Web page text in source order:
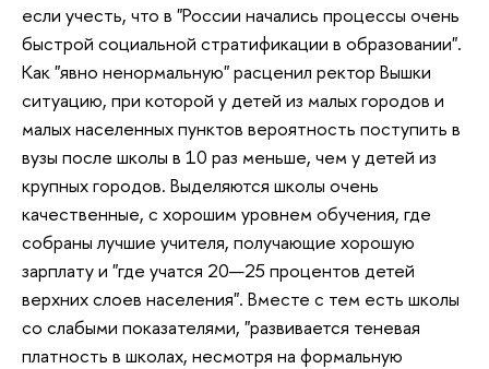
если учесть, что в "России начались процессы очень
быстрой социальной стратификации в образовании".
Как "явно ненормальную" расценил ректор Вышки
ситуацию, при которой у детей из малых городов и
малых населенных пунктов вероятность поступить в
вузы после школы в 10 раз меньше, чем у детей из
крупных городов. Выделяются школы очень
качественные, с хорошим уровнем обучения, где
собраны лучшие учителя, получающие хорошую
зарплату и "где учатся 20—25 процентов детей
верхних слоев населения". Вместе с тем есть школы
со слабыми показателями, "развивается теневая
платность в школах, несмотря на формальную